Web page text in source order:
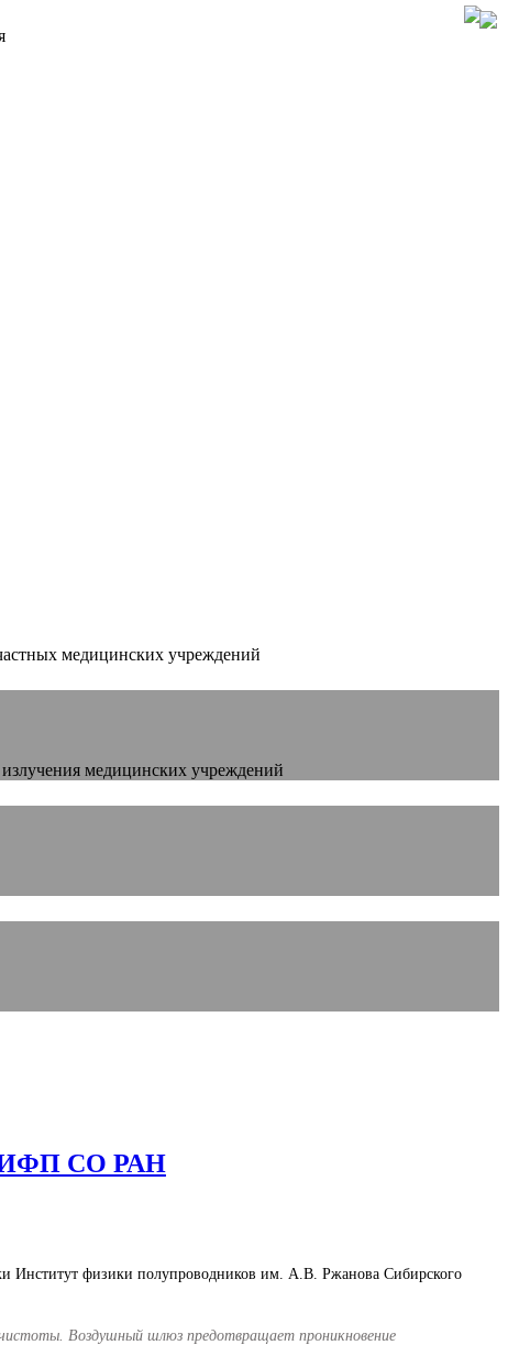
медицинских учреждений
медицинских учреждений
ИФП СО РАН
Институт физики полупроводников им. А.В. Ржанова Сибирского
Воздушный шлюз предотвращает проникновение